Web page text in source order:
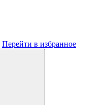
Перейти в избранное